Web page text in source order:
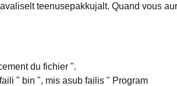
teenusepakkujalt. Quand vous
du fichier ".
" bin ", mis asub failis " Program